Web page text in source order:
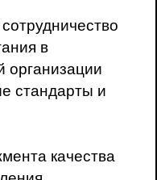
в
организации
стандарты и
качества